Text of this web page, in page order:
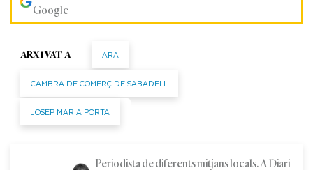
Google
ARXIVAT A ARA
CAMBRA DE COMERÇ DE SABADELL
JOSEP MARIA PORTA
Periodista de diferents mitjans locals. A Diari